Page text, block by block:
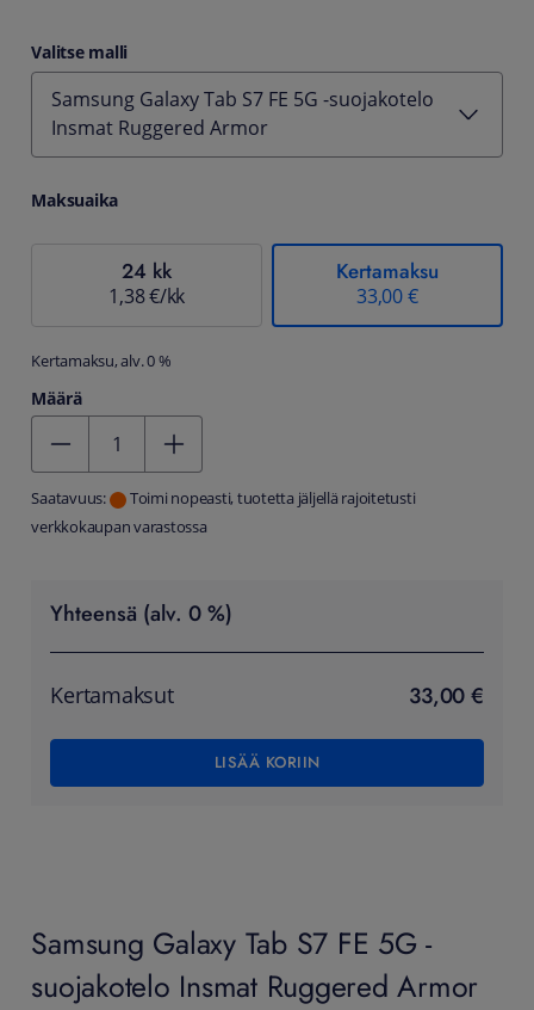
Valitse malli
Samsung Galaxy Tab S7 FE 5G -suojakotelo
Insmat Ruggered Armor
Maksuaika
24 kk
1,38 €/kk
Kertamaksu
33,00 €
Kertamaksu, alv. 0 %
Määrä
Saatavuus:
Toimi nopeasti, tuotetta jäljellä rajoitetusti
verkkokaupan varastossa
Yhteensä (alv. 0 %)
Kertamaksut 33,00 €
LISÄÄ KORIIN
Samsung Galaxy Tab S7 FE 5G -
suojakotelo Insmat Ruggered Armor